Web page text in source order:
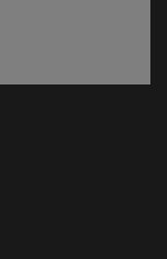
ventana)
ventana)